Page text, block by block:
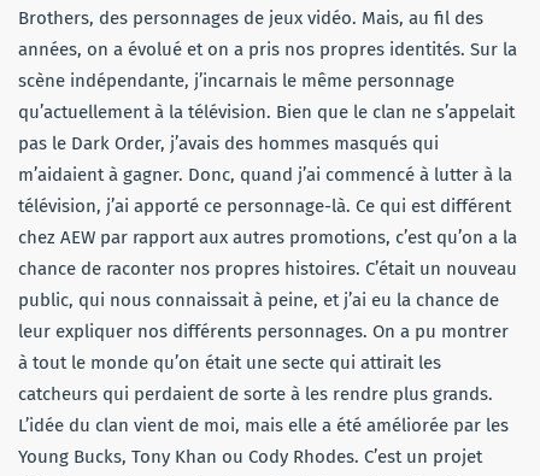
Brothers, des personnages de jeux vidéo. Mais, au fil des
années, on a évolué et on a pris nos propres identités. Sur la
scène indépendante, j’incarnais le même personnage
qu’actuellement à la télévision. Bien que le clan ne s’appelait
pas le Dark Order, j’avais des hommes masqués qui
m’aidaient à gagner. Donc, quand j’ai commencé à lutter à la
télévision, j’ai apporté ce personnage-là. Ce qui est différent
chez AEW par rapport aux autres promotions, c’est qu’on a la
chance de raconter nos propres histoires. C’était un nouveau
public, qui nous connaissait à peine, et j’ai eu la chance de
leur expliquer nos différents personnages. On a pu montrer
à tout le monde qu’on était une secte qui attirait les
catcheurs qui perdaient de sorte à les rendre plus grands.
L’idée du clan vient de moi, mais elle a été améliorée par les
Young Bucks, Tony Khan ou Cody Rhodes. C’est un projet